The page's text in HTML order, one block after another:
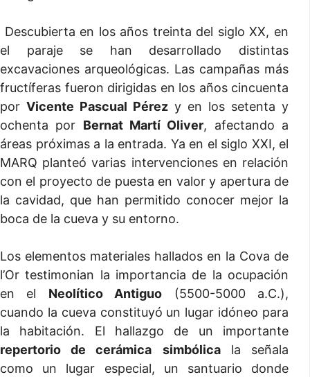
Descubierta en los años treinta del siglo XX, en
el paraje se han desarrollado distintas
excavaciones arqueológicas. Las campañas más
fructíferas fueron dirigidas en los años cincuenta
por Vicente Pascual Pérez y en los setenta y
ochenta por Bernat Martí Oliver, afectando a
áreas próximas a la entrada. Ya en el siglo XXI, el
MARQ planteó varias intervenciones en relación
con el proyecto de puesta en valor y apertura de
la cavidad, que han permitido conocer mejor la
boca de la cueva y su entorno.
Los elementos materiales hallados en la Cova de
l’Or testimonian la importancia de la ocupación
en el Neolítico Antiguo (5500-5000 a.C.),
cuando la cueva constituyó un lugar idóneo para
la habitación. El hallazgo de un importante
repertorio de cerámica
simbólicala señala
como un lugar especial, un santuario donde